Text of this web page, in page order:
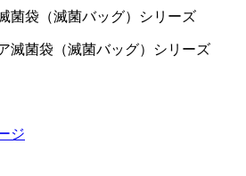
菌袋（滅菌バッグ）シリーズ
ジ